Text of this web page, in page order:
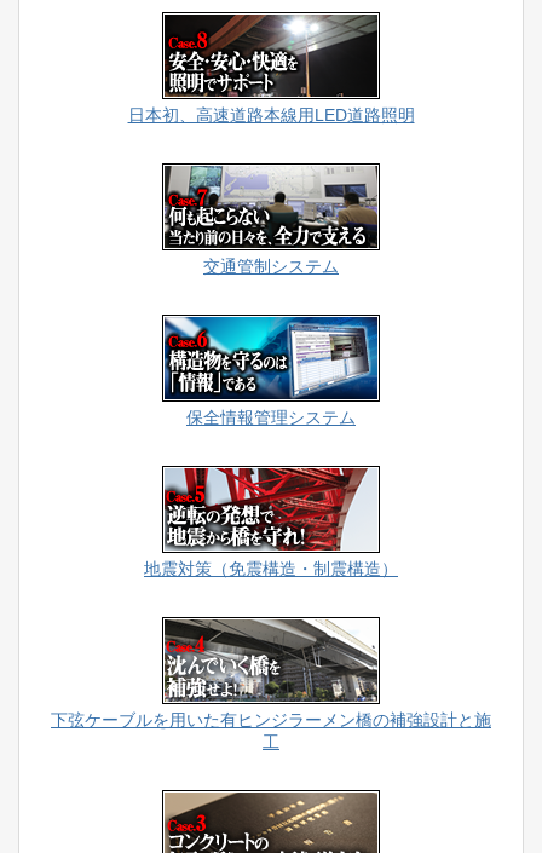
日本初、高速道路本線用LED道路照明
交通管制システム
保全情報管理システム
地震対策（免震構造・制震構造）
下弦ケーブルを用いた有ヒンジラーメン橋の補強設計と施
工